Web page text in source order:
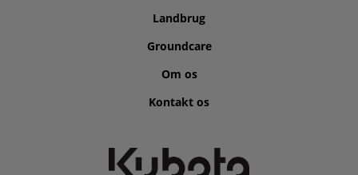
Landbrug
Groundcare
Om os
Kontakt os